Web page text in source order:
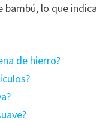
bambú, lo que indica
de hierro?